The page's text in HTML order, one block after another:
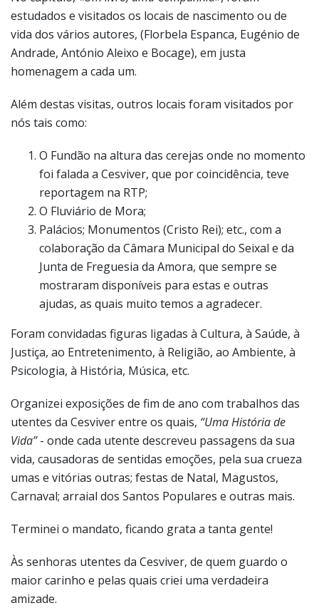
estudados e visitados os locais de nascimento ou de
vida dos vários autores, (Florbela Espanca, Eugénio de
Andrade, António Aleixo e Bocage), em justa
homenagem a cada um.
Além destas visitas, outros locais foram visitados por
nós tais como:
O Fundão na altura das cerejas onde no momento
foi falada a Cesviver, que por coincidência, teve
reportagem na RTP;
O Fluviário de Mora;
Palácios; Monumentos (Cristo Rei); etc., com a
colaboração da Câmara Municipal do Seixal e da
Junta de Freguesia da Amora, que sempre se
mostraram disponíveis para estas e outras
ajudas, as quais muito temos a agradecer.
Foram convidadas figuras ligadas à Cultura, à Saúde, à
Justiça, ao Entretenimento, à Religião, ao Ambiente, à
Psicologia, à História, Música, etc.
Organizei exposições de fim de ano com trabalhos das
utentes da Cesviver entre os quais, “Uma História de
Vida”- onde cada utente descreveu passagens da sua
vida, causadoras de sentidas emoções, pela sua crueza
umas e vitórias outras; festas de Natal, Magustos,
Carnaval; arraial dos Santos Populares e outras mais.
Terminei o mandato, ficando grata a tanta gente!
Às senhoras utentes da Cesviver, de quem guardo o
maior carinho e pelas quais criei uma verdadeira
amizade.